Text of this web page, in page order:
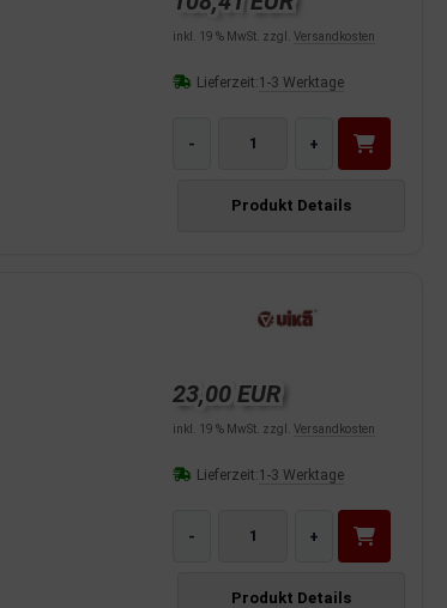
inkl. 19 % MwSt. zzgl. Versandkosten
Lieferzeit:1-3 Werktage
- +
Produkt Details
23,00 EUR
inkl. 19 % MwSt. zzgl. Versandkosten
Lieferzeit:1-3 Werktage
- +
Produkt Details